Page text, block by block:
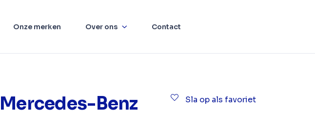
Onze merken Over ons Contact
Mercedes-Benz
Sla op als favoriet